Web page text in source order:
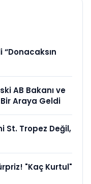
“Donacaksın
AB Bakanı ve
Araya Geldi
St. Tropez Değil,
"Kaç Kurtul"